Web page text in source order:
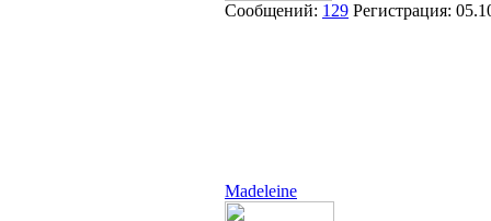
Сообщений: 129 Регистрация:
Madeleine